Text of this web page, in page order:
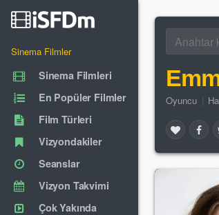
Sinema Filmler
Sinema Filmleri
En Popüler Filmler
Film Türleri
Vizyondakiler
Seanslar
Vizyon Takvimi
Çok Yakında
Oyuncu